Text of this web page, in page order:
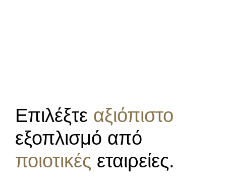
Επιλέξτε αξιόπιστο
εξοπλισμό από
ποιοτικές εταιρείες.